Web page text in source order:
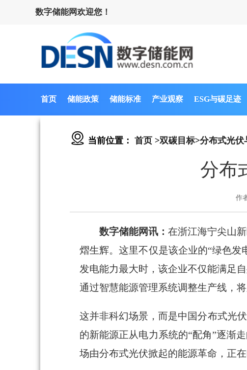
数字储能网欢迎您！
首页 储能政策 储能标准 产业观察 ESG与碳足迹
当前位置： 首页 >双碳目标>分布式光伏
分布
作
数字储能网讯： 在浙江海宁尖山
熠生辉。这里不仅是该企业的“绿色发
发电能力最大时，该企业不仅能满足
通过智慧能源管理系统调整生产线，
这并非科幻场景，而是中国分布式光
的新能源正从电力系统的“配角”逐渐
场由分布式光伏掀起的能源革命，正